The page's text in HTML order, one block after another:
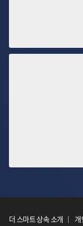
더 스마트 상속 소개 개